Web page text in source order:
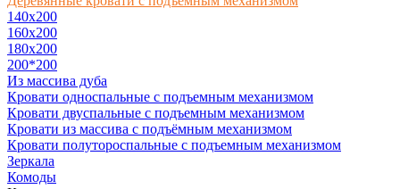
140x200
160х200
180х200
200*200
Из массива дуба
Кровати односпальные с подъемным механизмом
Кровати двуспальные с подъемным механизмом
Кровати из массива с подъёмным механизмом
Кровати полутороспальные с подъемным механизмом
Зеркала
Комоды